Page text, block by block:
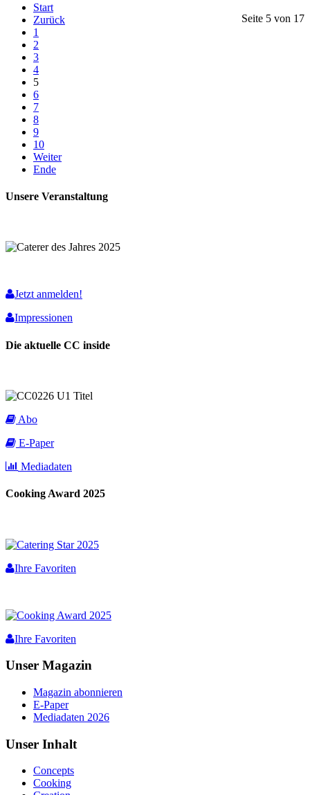
Seite 5 von 17
Start
Zurück
1
2
3
4
5
6
7
8
9
10
Weiter
Ende
Unsere Veranstaltung
Jetzt anmelden!
Impressionen
Die aktuelle CC inside
Abo
E-Paper
Mediadaten
Cooking Award 2025
Ihre Favoriten
Ihre Favoriten
Unser Magazin
Magazin abonnieren
E-Paper
Mediadaten 2026
Unser Inhalt
Concepts
Cooking